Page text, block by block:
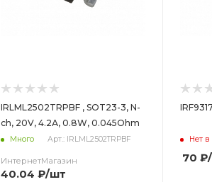
IRLML2502TRPBF , SOT23-3, N-
ch, 20V, 4.2А, 0.8W, 0.045Ohm
Много Арт.: IRLML2502TRPBF
ИнтернетМагазин
40.04 ₽/шт
Нет в
70 ₽